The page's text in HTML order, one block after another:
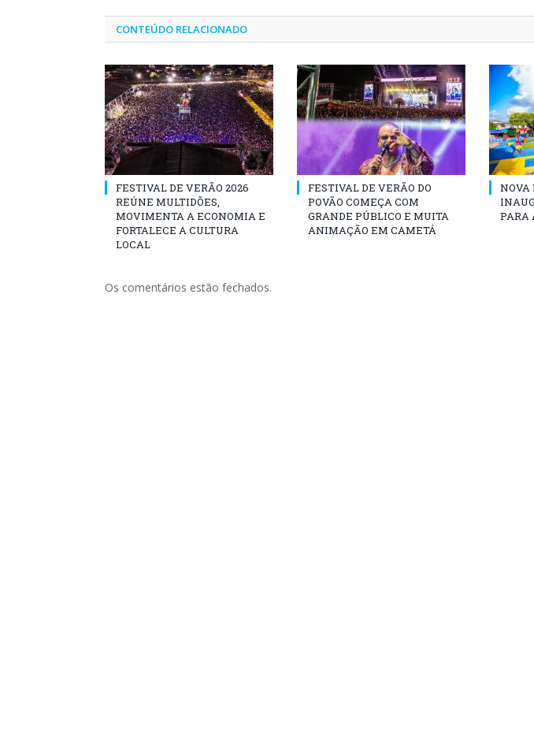
CONTEÚDO RELACIONADO
FESTIVAL DE VERÃO 2026
REÚNE MULTIDÕES,
MOVIMENTA A ECONOMIA E
FORTALECE A CULTURA
LOCAL
FESTIVAL DE VERÃO DO
POVÃO COMEÇA COM
GRANDE PÚBLICO E MUITA
ANIMAÇÃO EM CAMETÁ
NOVA
PARA
Os comentários estão fechados.